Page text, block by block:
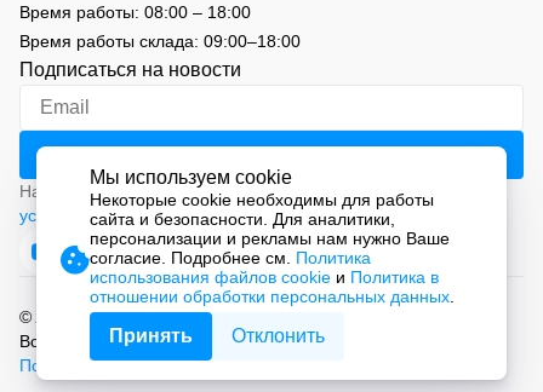
Время работы: 08:00 – 18:00
Время работы склада: 09:00–18:00
Подписаться на новости
Нажимая на кнопку «Подписаться», вы соглашаетесь с
условиями обработки персональных данных
© 2026 ООО «СМАРТ Автоматизация»
Все права защищены.
Политика обработки персональных данных
Мы используем cookie
Некоторые cookie необходимы для работы
сайта и безопасности. Для аналитики,
персонализации и рекламы нам нужно Ваше
согласие. Подробнее см. Политика
использования файлов cookie и Политика в
отношении обработки персональных данных
Принять Отклонить